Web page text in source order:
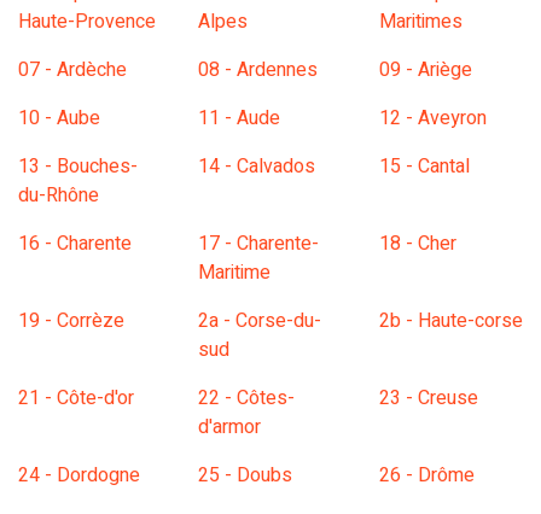
Haute-Provence
Alpes
Maritimes
07 - Ardèche
08 - Ardennes
09 - Ariège
10 - Aube
11 - Aude
12 - Aveyron
13 - Bouches-
du-Rhône
14 - Calvados 15 - Cantal
16 - Charente
17 - Charente-
Maritime
18 - Cher
19 - Corrèze
2a - Corse-du-
sud
2b - Haute-corse
21 - Côte-d'or
22 - Côtes-
d'armor
23 - Creuse
24 - Dordogne 25 - Doubs
26 - Drôme